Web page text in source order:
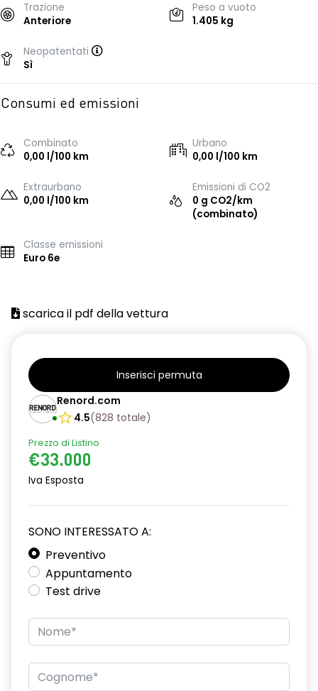
Trazione
Anteriore
Peso a vuoto
1.405 kg
Neopatentati
Sì
Consumi ed emissioni
Combinato
0,00 l/100 km
Urbano
0,00 l/100 km
Extraurbano
0,00 l/100 km
Emissioni di CO2
0 g CO2/km
(combinato)
Classe emissioni
Euro 6e
scarica il pdf della vettura
Inserisci permuta
Renord.com
4.5(828 totale)
Prezzo di Listino
€33.000
Iva Esposta
SONO INTERESSATO A:
Preventivo
Appuntamento
Test drive